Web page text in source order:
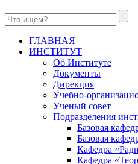
ГЛАВНАЯ
ИНСТИТУТ
Об Институте
Документы
Дирекция
Учебно-
Ученый совет
Подразделения
Базовая
Базовая
Кафедра
Кафедра